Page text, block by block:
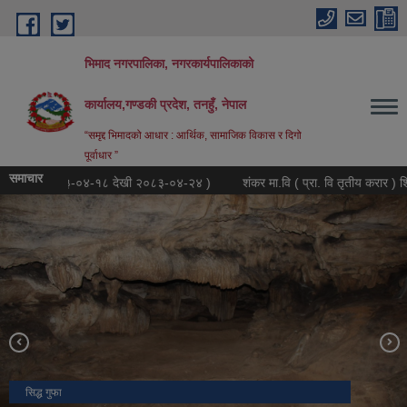
Skip to main content
भिमाद नगरपालिका, नगरकार्यपालिकाको
कार्यालय,गण्डकी प्रदेश, तनहुँ, नेपाल
“समृद्द भिमादको आधार : आर्थिक, सामाजिक विकास र दिगो
पूर्वाधार ”
समाचार०४-१८ देखी २०८३-०४-२४ ) शंकर मा.वि ( प्रा. वि तृतीय करार ) शिक्षक
नगरपालिका कार्यालय
सिद्ध गुफा
घाङ्च ल्हुम, भिमाद-९,मोहोरिया